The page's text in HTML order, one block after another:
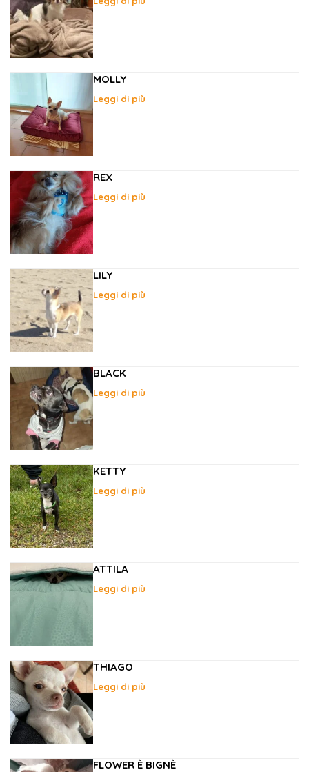
MOLLY
Leggi di più
REX
Leggi di più
LILY
Leggi di più
BLACK
Leggi di più
KETTY
Leggi di più
ATTILA
Leggi di più
THIAGO
Leggi di più
FLOWER È BIGNÈ